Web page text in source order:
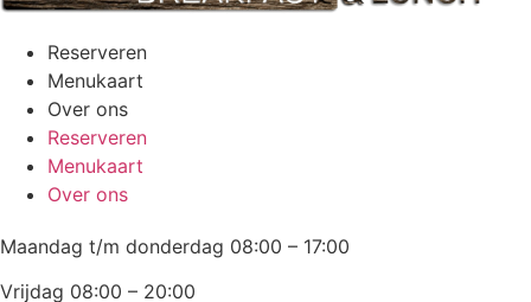
Reserveren
Menukaart
Over ons
Reserveren
Menukaart
Over ons
Maandag t/m donderdag 08:00 – 17:00
Vrijdag 08:00 – 20:00